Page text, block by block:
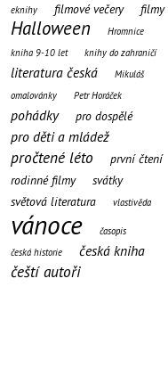
eknihy
filmové večery filmy
Halloween
Hromnice
kniha 9-10 let
knihy do zahraničí
literatura česká
Mikuláš
omalovánky
Petr Horáček
pohádky pro dospělé
pro děti a mládež
pročtené léto
první čtení
rodinné filmy
svátky
světová literatura
vlastivěda
vánoce
časopis
česká historie
česká kniha
čeští autoři